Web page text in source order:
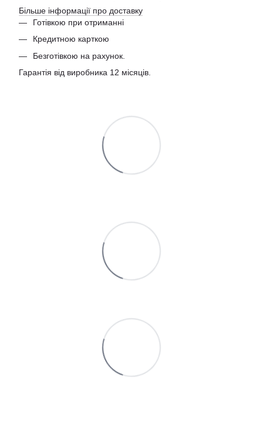
Більше інформації про доставку
Готівкою при отриманні
Кредитною карткою
Безготівкою на рахунок.
Гарантія від виробника 12 місяців.